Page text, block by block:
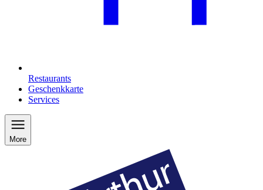
Restaurants
Geschenkkarte
Services
More